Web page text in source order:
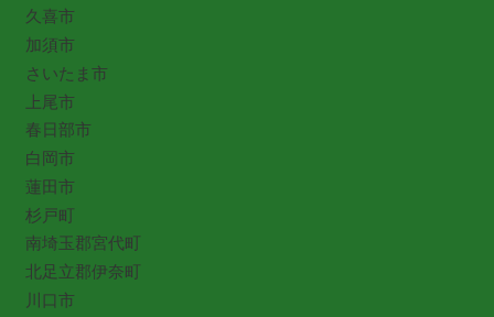
久喜市
加須市
さいたま市
上尾市
春日部市
白岡市
蓮田市
杉戸町
南埼玉郡宮代町
北足立郡伊奈町
川口市